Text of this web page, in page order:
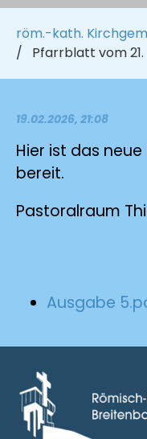
röm.-kath.
Pfarrblatt vom
19.02.2026, 21:08
Hier ist das
bereit.
Pastoralraum
Ausgabe